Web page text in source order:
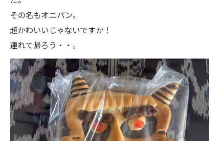
その名もオニパン。
超かわいいじゃないですか！
連れて帰ろう・・。